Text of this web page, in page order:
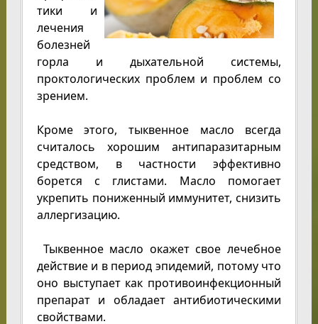
тики и
лечения
болезней
горла и дыхательной системы,
проктологических проблем и проблем со
зрением.
Кроме этого, тыквенное масло всегда
считалось хорошим антипаразитарным
средством, в частности эффективно
борется с глистами. Масло помогает
укрепить пониженный иммунитет, снизить
аллергизацию.
Тыквенное масло окажет свое лечебное
действие и в период эпидемий, потому что
оно выступает как противоинфекционный
препарат и обладает антибиотическими
свойствами.